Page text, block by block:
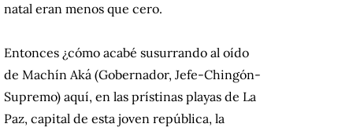
natal eran menos que cero.
Entonces ¿cómo acabé susurrando al oído
de Machín Aká (Gobernador, Jefe-Chingón-
Supremo) aquí, en las prístinas playas de La
Paz, capital de esta joven república, la